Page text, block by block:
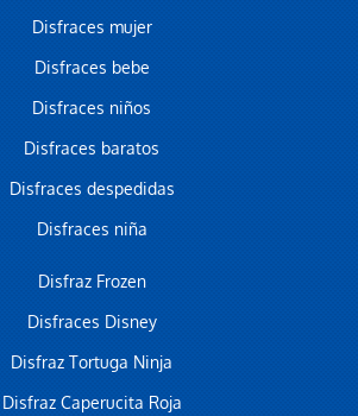
Disfraces mujer
Disfraces bebe
Disfraces niños
Disfraces baratos
Disfraces despedidas
Disfraces niña
Disfraz Frozen
Disfraces Disney
Disfraz Tortuga Ninja
Disfraz Caperucita Roja